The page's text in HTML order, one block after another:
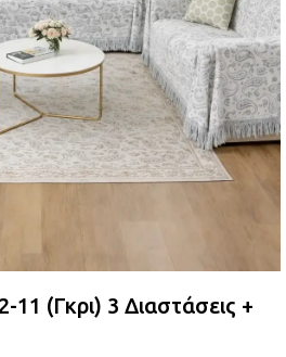
11 (Γκρι) 3 Διαστάσεις +